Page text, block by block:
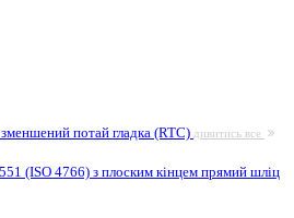
потай гладка (RTC) дивитись все
(ISO 4766) з плоским кінцем прямий шліц